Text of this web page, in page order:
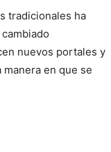
tradicionales ha
nuevos portales y
en que se